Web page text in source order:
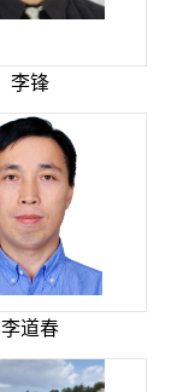
李锋
李道春